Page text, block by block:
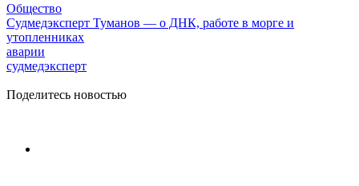
Общество
Судмедэксперт Туманов — о ДНК, работе в морге и
утопленниках
аварии
судмедэксперт
Поделитесь новостью